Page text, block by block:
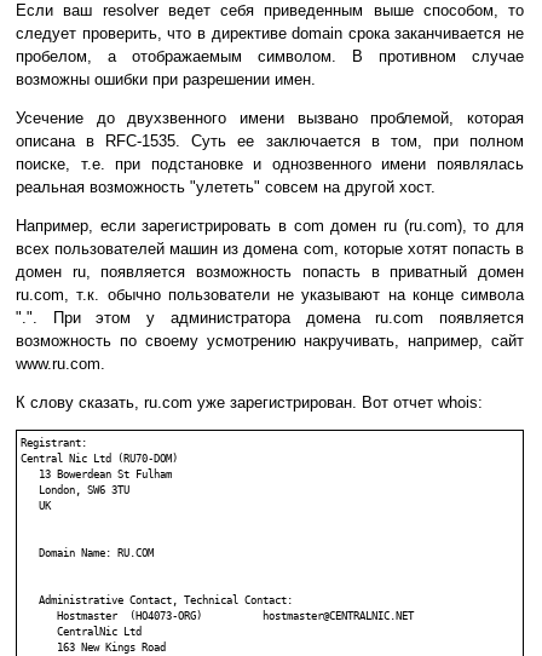
Если ваш resolver ведет себя приведенным выше способом, то
следует проверить, что в директиве domain срока заканчивается не
пробелом, а отображаемым символом. В противном случае
возможны ошибки при разрешении имен.
Усечение до двухзвенного имени вызвано проблемой, которая
описана в RFC-1535. Суть ее заключается в том, при полном
поиске, т.е. при подстановке и однозвенного имени появлялась
реальная возможность "улететь" совсем на другой хост.
Например, если зарегистрировать в com домен ru (ru.com), то для
всех пользователей машин из домена com, которые хотят попасть в
домен ru, появляется возможность попасть в приватный домен
ru.com, т.к. обычно пользователи не указывают на конце символа
".". При этом у администратора домена ru.com появляется
возможность по своему усмотрению накручивать, например, сайт
www.ru.com.
К слову сказать, ru.com уже зарегистрирован. Вот отчет whois:
Registrant:
Central Nic Ltd (RU70-DOM)
   13 Bowerdean St Fulham
   London, SW6 3TU
   UK
   Domain Name: RU.COM
   Administrative Contact, Technical Contact:
      Hostmaster  (HO4073-ORG)		hostmaster@CENTRALNIC.NET
      CentralNic Ltd
      163 New Kings Road